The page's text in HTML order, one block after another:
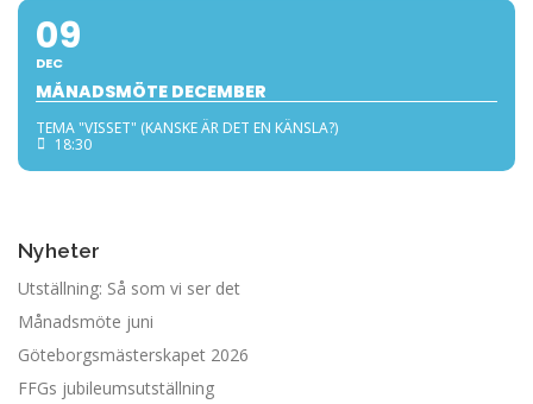
09
DEC
MÅNADSMÖTE DECEMBER
TEMA "VISSET" (KANSKE ÄR DET EN KÄNSLA?)
18:30
Nyheter
Utställning: Så som vi ser det
Månadsmöte juni
Göteborgsmästerskapet 2026
FFGs jubileumsutställning